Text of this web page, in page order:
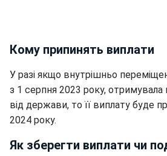
Кому припинять виплати
У разі якщо внутрішньо
з 1 серпня 2023 року,
від держави, то її виплату буде
2024 року.
Як зберегти виплати чи